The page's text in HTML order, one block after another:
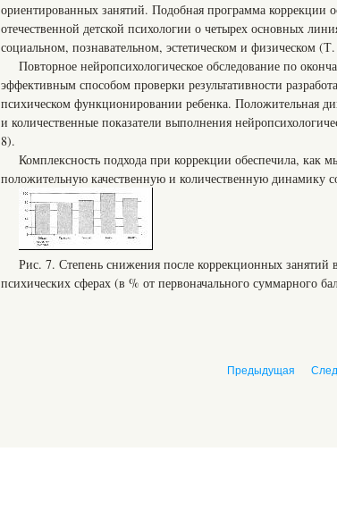
ориентированных занятий. Подобная программа коррекции
отечественной детской психологии о четырех основных
социальном, познавательном, эстетическом и физическом
Повторное нейропсихологическое обследование по
эффективным способом проверки результативности
психическом функционировании ребенка. Положительная
и количественные показатели выполнения
8).
Комплексность подхода при коррекции обеспечила, как
положительную качественную и количественную динамику
Рис. 7. Степень снижения после коррекционных
психических сферах (в % от первоначального суммарного
Предыдущая